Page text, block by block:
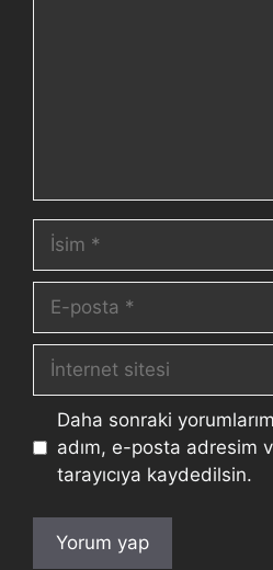
Daha sonraki
adım, e-posta adresim
tarayıcıya kaydedilsin.